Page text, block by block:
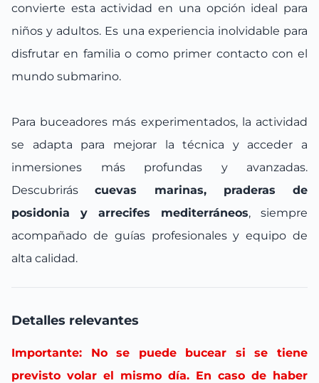
convierte esta actividad en una opción ideal para
niños y adultos. Es una experiencia inolvidable para
disfrutar en familia o como primer contacto con el
mundo submarino.
Para buceadores más experimentados, la actividad
se adapta para mejorar la técnica y acceder a
inmersiones más profundas y avanzadas.
Descubriráscuevas marinas, praderas de
posidonia y arrecifes mediterráneos, siempre
acompañado de guías profesionales y equipo de
alta calidad.
Detalles relevantes
Importante: No se puede bucear si se tiene
previsto volar el mismo día. En caso de haber